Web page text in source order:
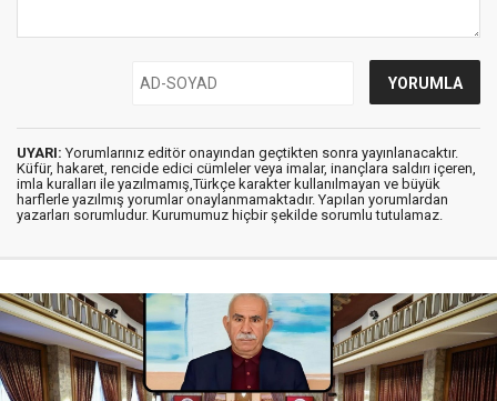
UYARI: Yorumlarınız editör onayından geçtikten sonra yayınlanacaktır.
Küfür, hakaret, rencide edici cümleler veya imalar, inançlara saldırı içeren,
imla kuralları ile yazılmamış,Türkçe karakter kullanılmayan ve büyük
harflerle yazılmış yorumlar onaylanmamaktadır. Yapılan yorumlardan
yazarları sorumludur. Kurumumuz hiçbir şekilde sorumlu tutulamaz.